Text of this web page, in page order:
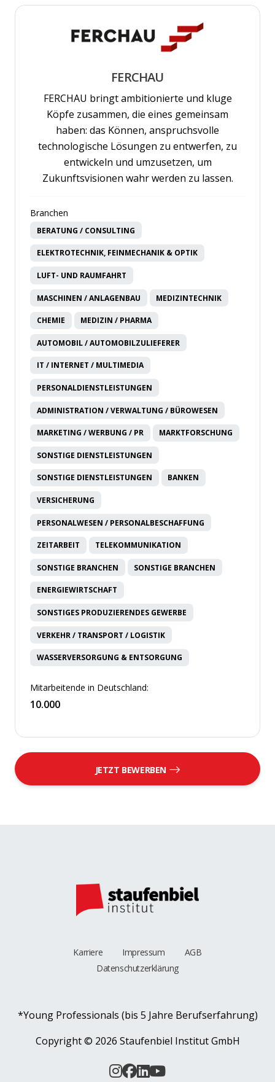
FERCHAU
FERCHAU bringt ambitionierte und kluge
Köpfe zusammen, die eines gemeinsam
haben: das Können, anspruchsvolle
technologische Lösungen zu entwerfen, zu
entwickeln und umzusetzen, um
Zukunftsvisionen wahr werden zu lassen.
Branchen
BERATUNG / CONSULTING
ELEKTROTECHNIK, FEINMECHANIK & OPTIK
LUFT- UND RAUMFAHRT
MASCHINEN / ANLAGENBAU MEDIZINTECHNIK
CHEMIE MEDIZIN / PHARMA
AUTOMOBIL / AUTOMOBILZULIEFERER
IT / INTERNET / MULTIMEDIA
PERSONALDIENSTLEISTUNGEN
ADMINISTRATION / VERWALTUNG / BÜROWESEN
MARKETING / WERBUNG / PR MARKTFORSCHUNG
SONSTIGE DIENSTLEISTUNGEN
SONSTIGE DIENSTLEISTUNGEN BANKEN
VERSICHERUNG
PERSONALWESEN / PERSONALBESCHAFFUNG
ZEITARBEIT TELEKOMMUNIKATION
SONSTIGE BRANCHEN SONSTIGE BRANCHEN
ENERGIEWIRTSCHAFT
SONSTIGES PRODUZIERENDES GEWERBE
VERKEHR / TRANSPORT / LOGISTIK
WASSERVERSORGUNG & ENTSORGUNG
Mitarbeitende in Deutschland:
10.000
JETZT BEWERBEN
Karriere Impressum
AGB
Datenschutzerklärung
*Young Professionals (bis 5 Jahre Berufserfahrung)
Copyright © 2026 Staufenbiel Institut GmbH